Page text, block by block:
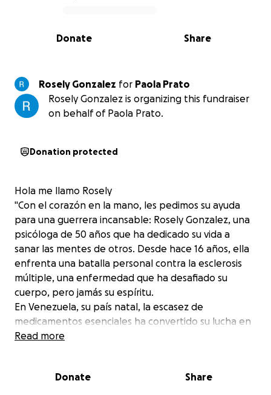
0% complete
Share
Donate
Rosely Gonzalez for Paola Prato
Rosely Gonzalez is organizing this fundraiser
on behalf of Paola Prato.
Donation protected
Hola me llamo Rosely
"Con el corazón en la mano, les pedimos su ayuda
para una guerrera incansable: Rosely Gonzalez, una
psicóloga de 50 años que ha dedicado su vida a
sanar las mentes de otros. Desde hace 16 años, ella
enfrenta una batalla personal contra la esclerosis
múltiple, una enfermedad que ha desafiado su
cuerpo, pero jamás su espíritu.
En Venezuela, su país natal, la escasez de
medicamentos esenciales ha convertido su lucha en
una carrera contra el tiempo. Ella necesita
frenar el avance de la enfermedad y permitirle
Read more
Donate Share